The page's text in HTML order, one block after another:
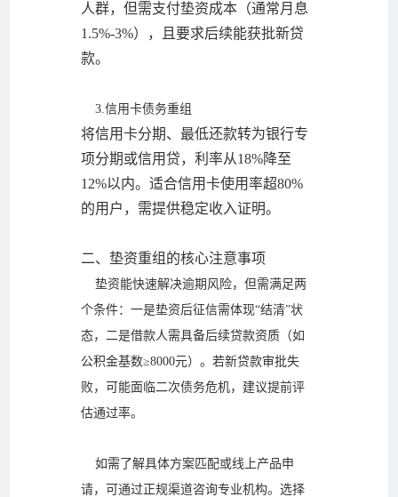
人群，但需支付垫资成本（通常月息
1.5%-3%），且要求后续能获批新贷
款。
3.信用卡债务重组
将信用卡分期、最低还款转为银行专
项分期或信用贷，利率从18%降至
12%以内。适合信用卡使用率超80%
的用户，需提供稳定收入证明。
二、垫资重组的核心注意事项
垫资能快速解决逾期风险，但需满足两
个条件：一是垫资后征信需体现“结清”状
态，二是借款人需具备后续贷款资质（如
公积金基数≥8000元）。若新贷款审批失
败，可能面临二次债务危机，建议提前评
估通过率。
如需了解具体方案匹配或线上产品申
请，可通过正规渠道咨询专业机构。选择